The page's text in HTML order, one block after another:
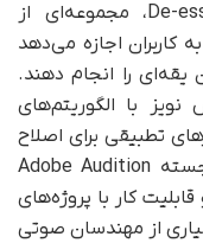
فیلترهای پایه مثل Low Cut و De-esser، مجموعه‌ای از
کاربران اجازه می‌دهد
یقه‌ای را انجام دهند.
نویز با الگوریتم‌های
تطبیقی برای اصلاح
مشکلات صوتی، از جمله ویژگی‌های برجسته Adobe Audition
کار با پروژه‌های
از مهندسان صوتی